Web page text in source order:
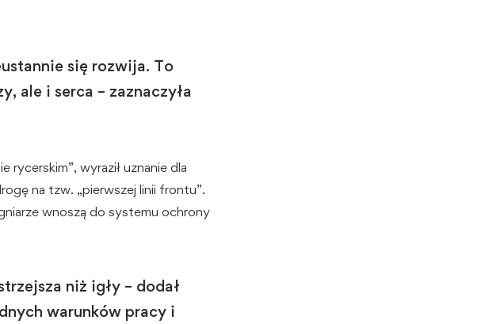
się rozwija. To
ale i serca – zaznaczyła
rycerskim”, wyraził uznanie dla
na tzw. „pierwszej linii frontu”.
wnoszą do systemu ochrony
niż igły – dodał
warunków pracy i